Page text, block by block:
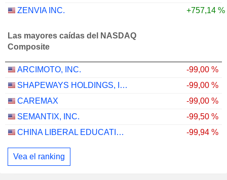
ZENVIA INC.
+757,14 %
Las mayores caídas del NASDAQ
Composite
ARCIMOTO, INC.
-99,00 %
SHAPEWAYS HOLDINGS, INC.
-99,00 %
CAREMAX
-99,00 %
SEMANTIX, INC.
-99,50 %
CHINA LIBERAL EDUCATION HOLDINGS LIMITED
-99,94 %
Vea el ranking